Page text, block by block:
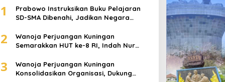
Informasi,Sosial
Ada Keluarga Yang Wafat,
1
Prabowo Instruksikan Buku Pelajaran
SD-SMA Dibenahi, Jadikan Negara
2
Wanoja Perjuangan Kuningan
Semarakkan HUT ke-8 RI, Indah Nur
Berdaya
3
Wanoja Perjuangan Kuningan
Konsolidasikan Organisasi, Dukung